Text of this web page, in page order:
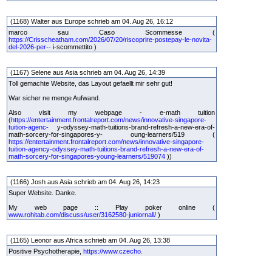
(1168) Walter aus Europe schrieb am 04. Aug 26, 16:12
marco sau Caso Scommesse (
https://Crisscheatham.com/2026/07/20/riscoprire-postepay-le-novita-
del-2026-per-- i-scommettito )
(1167) Selene aus Asia schrieb am 04. Aug 26, 14:39
Toll gemachte Website, das Layout gefaellt mir sehr gut!
War sicher ne menge Aufwand.
Also visit my webpage - e-math tuition
(https://entertainment.frontalreport.com/news/innovative-singapore-
tuition-agenc- y-odyssey-math-tuitions-brand-refresh-a-new-era-of-
math-sorcery-for-singapores-y- oung-learners/519 (
https://entertainment.frontalreport.com/news/innovative-singapore-
tuition-agency-odyssey-math-tuitions-brand-refresh-a-new-era-of-
math-sorcery-for-singapores-young-learners/519074 ))
(1166) Josh aus Asia schrieb am 04. Aug 26, 14:23
Super Website. Danke.
My web page :: Play poker online (
www.rohitab.com/discuss/user/3162580-juniornall/ )
(1165) Leonor aus Africa schrieb am 04. Aug 26, 13:38
Positive Psychotherapie, https://www.czecho.